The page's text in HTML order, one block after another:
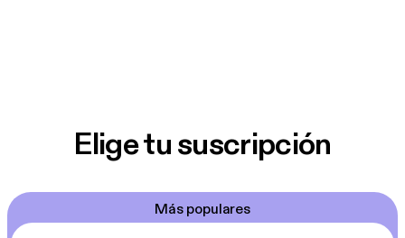
Elige tu suscripción
Más populares